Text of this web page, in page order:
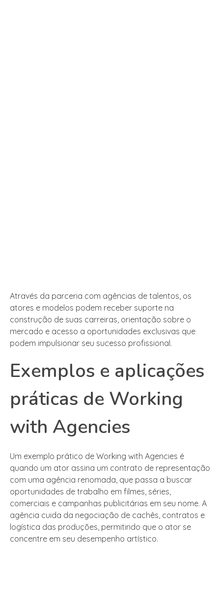
Através da parceria com agências de talentos, os
atores e modelos podem receber suporte na
construção de suas carreiras, orientação sobre o
mercado e acesso a oportunidades exclusivas que
podem impulsionar seu sucesso profissional.
Exemplos e aplicações
práticas de Working
with Agencies
Um exemplo prático de Working with Agencies é
quando um ator assina um contrato de representação
com uma agência renomada, que passa a buscar
oportunidades de trabalho em filmes, séries,
comerciais e campanhas publicitárias em seu nome. A
agência cuida da negociação de cachês, contratos e
logística das produções, permitindo que o ator se
concentre em seu desempenho artístico.